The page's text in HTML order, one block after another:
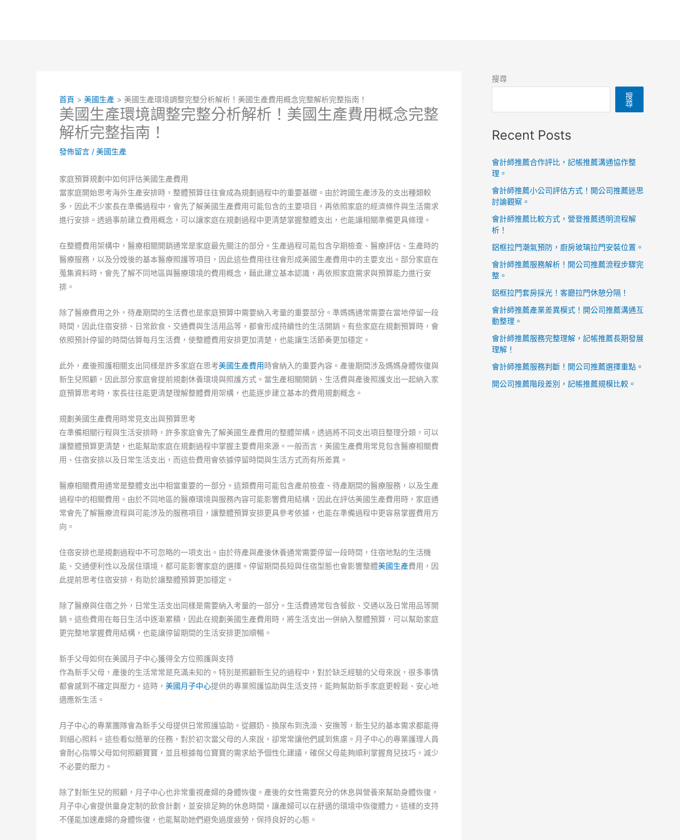
首頁 美國生產 美國生產環境調整完整分析解析！美國生產費用概念完整解析完整指南！
美國生產環境調整完整分析解析！美國生產費用概念完整
解析完整指南！
發佈留言 / 美國生產
家庭預算規劃中如何評估美國生產費用
當家庭開始思考海外生產安排時，整體預算往往會成為規劃過程中的重要基礎。由於跨國生產涉及的支出種類較
多，因此不少家長在準備過程中，會先了解美國生產費用可能包含的主要項目，再依照家庭的經濟條件與生活需求
進行安排。透過事前建立費用概念，可以讓家庭在規劃過程中更清楚掌握整體支出，也能讓相關準備更具條理。
在整體費用架構中，醫療相關開銷通常是家庭最先關注的部分。生產過程可能包含孕期檢查、醫療評估、生產時的
醫療服務，以及分娩後的基本醫療照護等項目，因此這些費用往往會形成美國生產費用中的主要支出。部分家庭在
蒐集資料時，會先了解不同地區與醫療環境的費用概念，藉此建立基本認識，再依照家庭需求與預算能力進行安
排。
除了醫療費用之外，待產期間的生活費也是家庭預算中需要納入考量的重要部分。準媽媽通常需要在當地停留一段
時間，因此住宿安排、日常飲食、交通費與生活用品等，都會形成持續性的生活開銷。有些家庭在規劃預算時，會
依照預計停留的時間估算每月生活費，使整體費用安排更加清楚，也能讓生活節奏更加穩定。
此外，產後照護相關支出同樣是許多家庭在思考美國生產費用時會納入的重要內容。產後期間涉及媽媽身體恢復與
新生兒照顧，因此部分家庭會提前規劃休養環境與照護方式。當生產相關開銷、生活費與產後照護支出一起納入家
庭預算思考時，家長往往能更清楚理解整體費用架構，也能逐步建立基本的費用規劃概念。
規劃美國生產費用時常見支出與預算思考
在準備相關行程與生活安排時，許多家庭會先了解美國生產費用的整體架構。透過將不同支出項目整理分類，可以
讓整體預算更清楚，也能幫助家庭在規劃過程中掌握主要費用來源。一般而言，美國生產費用常見包含醫療相關費
用、住宿安排以及日常生活支出，而這些費用會依據停留時間與生活方式而有所差異。
醫療相關費用通常是整體支出中相當重要的一部分。這類費用可能包含產前檢查、待產期間的醫療服務，以及生產
過程中的相關費用。由於不同地區的醫療環境與服務內容可能影響費用結構，因此在評估美國生產費用時，家庭通
常會先了解醫療流程與可能涉及的服務項目，讓整體預算安排更具參考依據，也能在準備過程中更容易掌握費用方
向。
住宿安排也是規劃過程中不可忽略的一項支出。由於待產與產後休養通常需要停留一段時間，住宿地點的生活機
能、交通便利性以及居住環境，都可能影響家庭的選擇。停留期間長短與住宿型態也會影響整體美國生產費用，因
此提前思考住宿安排，有助於讓整體預算更加穩定。
除了醫療與住宿之外，日常生活支出同樣是需要納入考量的一部分。生活費通常包含餐飲、交通以及日常用品等開
銷。這些費用在每日生活中逐漸累積，因此在規劃美國生產費用時，將生活支出一併納入整體預算，可以幫助家庭
更完整地掌握費用結構，也能讓停留期間的生活安排更加順暢。
新手父母如何在美國月子中心獲得全方位照護與支持
作為新手父母，產後的生活常常是充滿未知的。特別是照顧新生兒的過程中，對於缺乏經驗的父母來說，很多事情
都會感到不確定與壓力。這時， 美國月子中心提供的專業照護協助與生活支持，能夠幫助新手家庭更輕鬆、安心地
適應新生活。
月子中心的專業團隊會為新手父母提供日常照護協助。從餵奶、換尿布到洗澡、安撫等，新生兒的基本需求都能得
到細心照料。這些看似簡單的任務，對於初次當父母的人來說，卻常常讓他們感到焦慮。月子中心的專業護理人員
會耐心指導父母如何照顧寶寶，並且根據每位寶寶的需求給予個性化建議，確保父母能夠順利掌握育兒技巧，減少
不必要的壓力。
除了對新生兒的照顧，月子中心也非常重視產婦的身體恢復。產後的女性需要充分的休息與營養來幫助身體恢復，
月子中心會提供量身定制的飲食計劃，並安排足夠的休息時間，讓產婦可以在舒適的環境中恢復體力。這樣的支持
不僅能加速產婦的身體恢復，也能幫助她們避免過度疲勞，保持良好的心態。
搜尋
搜
尋
Recent Posts
會計師推薦合作評比，記帳推薦溝通協作整
理。
會計師推薦小公司評估方式！開公司推薦迷思
討論觀察。
會計師推薦比較方式，營登推薦透明流程解
析！
鋁框拉門潮氣預防，廚房玻璃拉門安裝位置。
會計師推薦服務解析！開公司推薦流程步驟完
整。
鋁框拉門套房採光！客廳拉門休憩分隔！
會計師推薦產業差異模式！開公司推薦溝通互
動整理。
會計師推薦服務完整理解，記帳推薦長期發展
理解！
會計師推薦服務判斷！開公司推薦選擇重點。
開公司推薦階段差別，記帳推薦規模比較。